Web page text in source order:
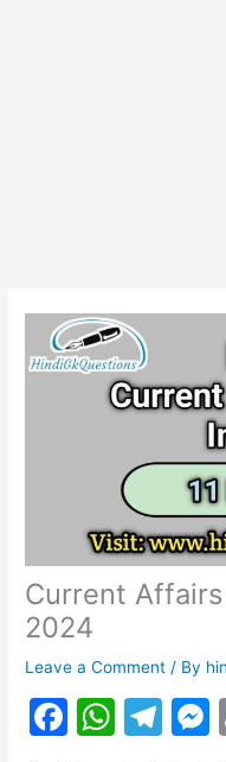
Current
2024
Leave a Comment / By
F
W T